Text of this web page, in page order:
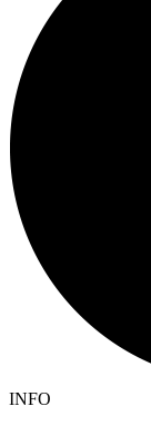
INFO